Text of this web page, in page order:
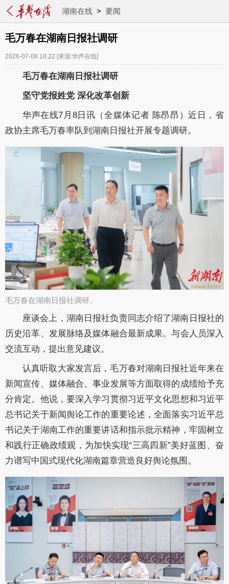
湖南在线> 要闻
毛万春在湖南日报社调研
2026-07-08 18:22 [来源:华声在线]
毛万春在湖南日报社调研
坚守党报姓党 深化改革创新
华声在线7月8日讯（全媒体记者 陈昂昂）近日，省
政协主席毛万春率队到湖南日报社开展专题调研。
毛万春在湖南日报社调研。​
座谈会上，湖南日报社负责同志介绍了湖南日报社的
历史沿革、发展脉络及媒体融合最新成果。与会人员深入
交流互动，提出意见建议。
认真听取大家发言后，毛万春对湖南日报社近年来在
新闻宣传、媒体融合、事业发展等方面取得的成绩给予充
分肯定。他说，要深入学习贯彻习近平文化思想和习近平
总书记关于新闻舆论工作的重要论述，全面落实习近平总
书记关于湖南工作的重要讲话和指示批示精神，牢固树立
和践行正确政绩观，为加快实现“三高四新”美好蓝图、奋
力谱写中国式现代化湖南篇章营造良好舆论氛围。